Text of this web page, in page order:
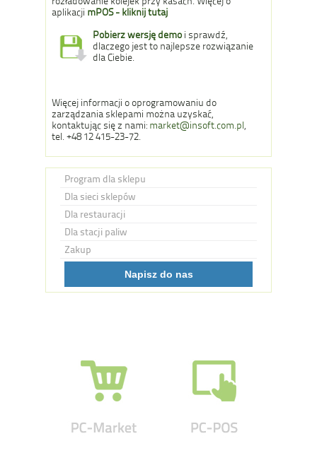
aplikacji mPOS - kliknij tutaj
Pobierz wersję demo i sprawdź,
dlaczego jest to najlepsze rozwiązanie
dla Ciebie.
Więcej informacji o oprogramowaniu do
zarządzania sklepami można uzyskać,
kontaktując się z nami: market@insoft.com.pl
tel. +48 12 415-23-72.
Program dla sklepu
Dla sieci sklepów
Dla restauracji
Dla stacji paliw
Zakup
Napisz do nas